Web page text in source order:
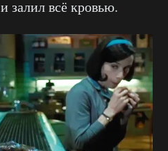
и залил всё кровью.